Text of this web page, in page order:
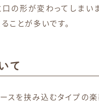
の形が変わってしまい
ことが多いです。
て
スを挟み込むタイプの